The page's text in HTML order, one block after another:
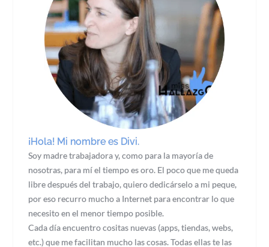
¡Hola! Mi nombre es Divi.
Soy madre trabajadora y, como para la mayoría de
nosotras, para mí el tiempo es oro. El poco que me queda
libre después del trabajo, quiero dedicárselo a mi peque,
por eso recurro mucho a Internet para encontrar lo que
necesito en el menor tiempo posible.
Cada día encuentro cositas nuevas (apps, tiendas, webs,
etc.) que me facilitan mucho las cosas. Todas ellas te las